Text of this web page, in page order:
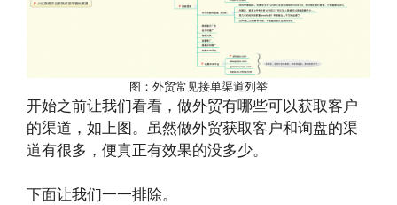
图：外贸常见接单渠道列举
开始之前让我们看看，做外贸有哪些可以获取客户
的渠道，如上图。虽然做外贸获取客户和询盘的渠
道有很多，便真正有效果的没多少。
下面让我们一一排除。